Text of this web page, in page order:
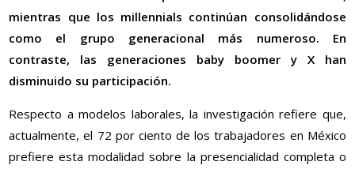
mientras que los millennials continúan consolidándose
como el grupo generacional más numeroso. En
contraste, las generaciones baby boomer y X han
disminuido su participación.
Respecto a modelos laborales, la investigación refiere que,
actualmente, el 72 por ciento de los trabajadores en México
prefiere esta modalidad sobre la presencialidad completa o